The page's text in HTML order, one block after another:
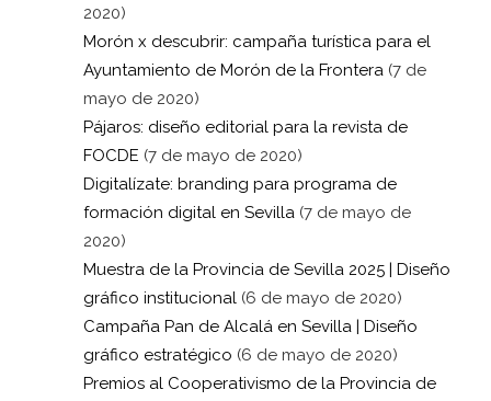
2020)
Morón x descubrir: campaña turística para el
Ayuntamiento de Morón de la Frontera (7 de
mayo de 2020)
Pájaros: diseño editorial para la revista de
FOCDE (7 de mayo de 2020)
Digitalízate: branding para programa de
formación digital en Sevilla (7 de mayo de
2020)
Muestra de la Provincia de Sevilla 2025 | Diseño
gráfico institucional (6 de mayo de 2020)
Campaña Pan de Alcalá en Sevilla | Diseño
gráfico estratégico (6 de mayo de 2020)
Premios al Cooperativismo de la Provincia de